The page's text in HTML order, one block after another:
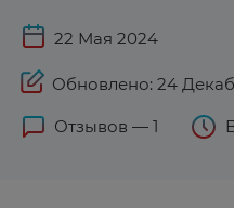
22 Мая 2024
Обновлено: 24
Отзывов — 1